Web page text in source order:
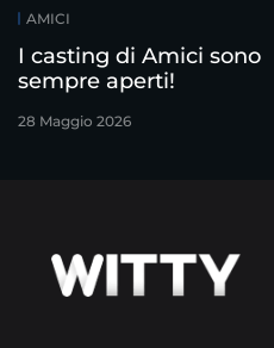
AMICI
I casting di Amici sono
sempre aperti!
28 Maggio 2026